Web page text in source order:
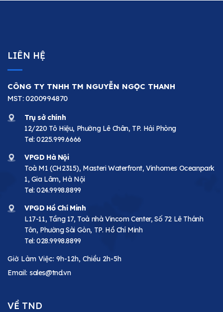
LIÊN HỆ
CÔNG TY TNHH TM NGUYỄN NGỌC THANH
MST: 0200994870
Trụ sở chính
12/220 Tô Hiệu, Phường Lê Chân, TP. Hải Phòng
Tel: 0225.999.6666
VPGD Hà Nội
Toà M1 (CH2315), Masteri Waterfront, Vinhomes Oceanpark
1, Gia Lâm, Hà Nội
Tel: 024.9998.8899
VPGD Hồ Chí Minh
L17-11, Tầng 17, Toà nhà Vincom Center, Số 72 Lê Thánh
Tôn, Phường Sài Gòn, TP. Hồ Chí Minh
Tel: 028.9998.8899
Giờ Làm Việc: 9h-12h, Chiều 2h-5h
Email: sales@tnd.vn
VỀ TND